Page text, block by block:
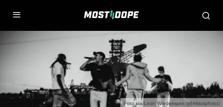
Foto via Leon Wiedemann (@Aktutphoto)